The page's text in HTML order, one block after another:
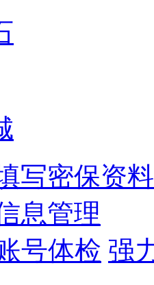
写密保资料
息管理
号体检 强